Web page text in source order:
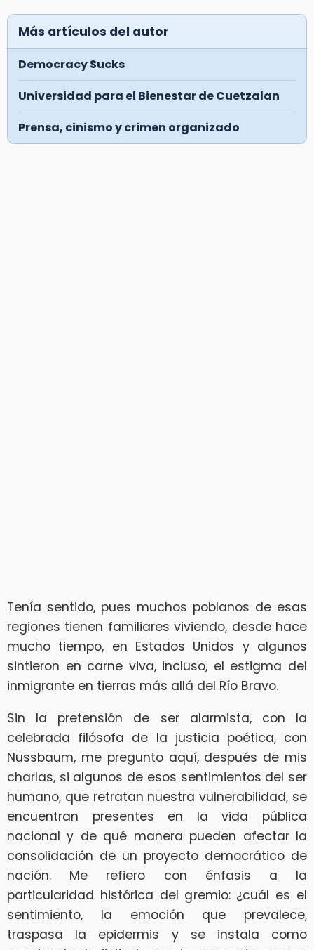
Más artículos del autor
Democracy Sucks
Universidad para el Bienestar de Cuetzalan
Prensa, cinismo y crimen organizado
Tenía sentido, pues muchos poblanos de esas
regiones tienen familiares viviendo, desde hace
mucho tiempo, en Estados Unidos y algunos
sintieron en carne viva, incluso, el estigma del
inmigrante en tierras más allá del Río Bravo.
Sin la pretensión de ser alarmista, con la
celebrada filósofa de la justicia poética, con
Nussbaum, me pregunto aquí, después de mis
charlas, si algunos de esos sentimientos del ser
humano, que retratan nuestra vulnerabilidad, se
encuentran presentes en la vida pública
nacional y de qué manera pueden afectar la
consolidación de un proyecto democrático de
nación. Me refiero con énfasis a la
particularidad histórica del gremio: ¿cuál es el
sentimiento, la emoción que prevalece,
traspasa la epidermis y se instala como